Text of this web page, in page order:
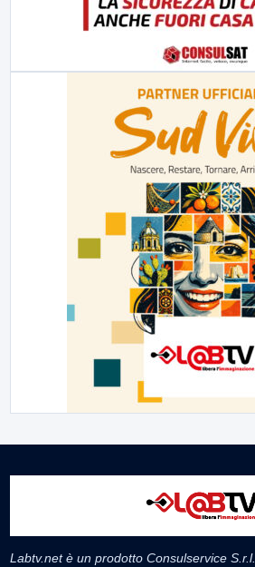
Labtv.net è un prodotto Consulservice S.r.l.